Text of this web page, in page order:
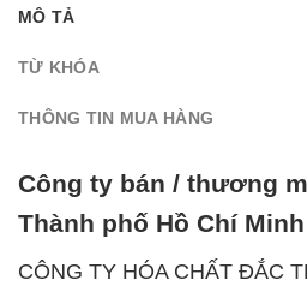
MÔ TẢ
TỪ KHÓA
THÔNG TIN MUA HÀNG
Công ty bán / thương
Thành phố Hồ Chí Minh
CÔNG TY HÓA CHẤT ĐẮC